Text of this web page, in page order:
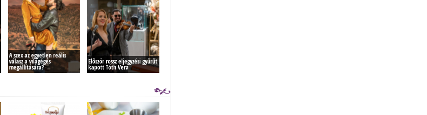
A szex az egyetlen reális
válasz a világégés
megállítására?
Először rossz eljegyzési gyűrűt
kapott Tóth Vera